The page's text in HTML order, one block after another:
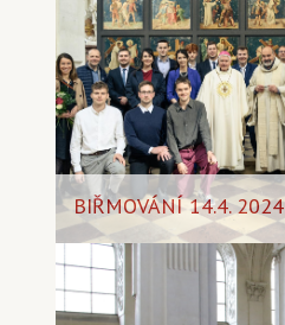
BIŘMOVÁNÍ 14.4. 2024